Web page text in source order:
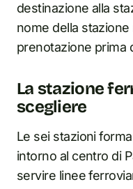
destinazione alla
nome della
prenotazione prima
La stazione
scegliere
Le sei stazioni
intorno al centro di
servire linee